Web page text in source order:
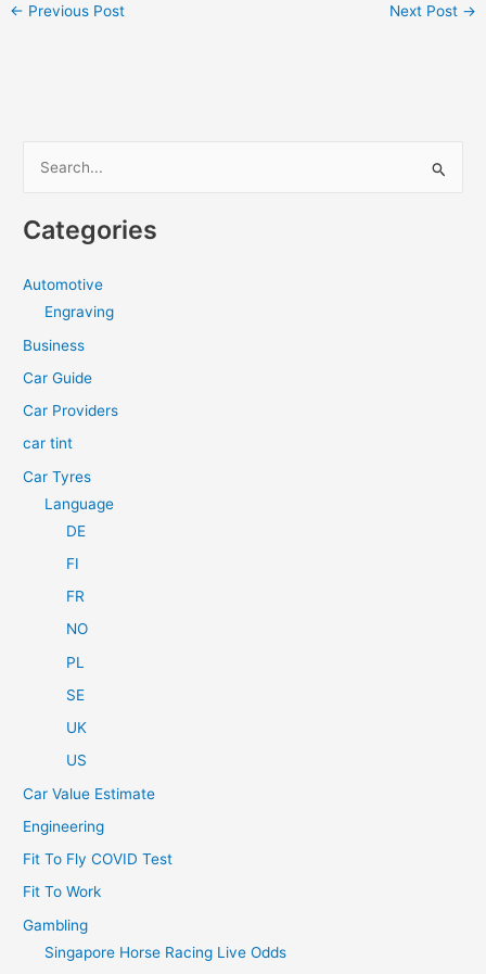
← Previous Post Next Post →
r
r
:
Categories
Automotive
Engraving
Business
Car Guide
Car Providers
car tint
Car Tyres
Language
DE
FI
FR
NO
PL
SE
UK
US
Car Value Estimate
Engineering
Fit To Fly COVID Test
Fit To Work
Gambling
Singapore Horse Racing Live Odds